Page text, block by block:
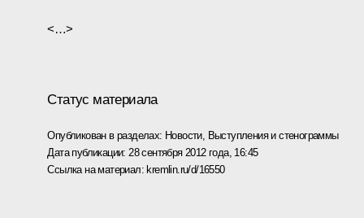
<…>
Статус материала
Опубликован в разделах: Новости, Выступления и стенограммы
Дата публикации: 28 сентября 2012 года, 16:45
Ссылка на материал: kremlin.ru/d/16550